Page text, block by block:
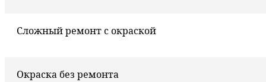
Сложный ремонт с окраской
Окраска без ремонта